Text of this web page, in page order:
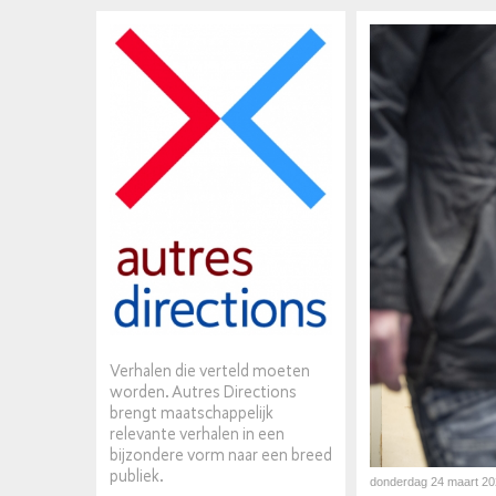
Verhalen die verteld moeten
worden. Autres Directions
brengt maatschappelijk
relevante verhalen in een
bijzondere vorm naar een breed
publiek.
donderdag 24 maart